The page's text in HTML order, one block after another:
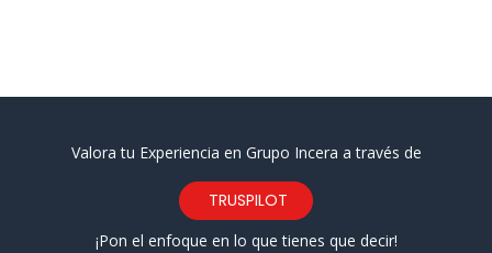
Valora tu Experiencia en Grupo Incera a través de
TRUSPILOT
¡Pon el enfoque en lo que tienes que decir!